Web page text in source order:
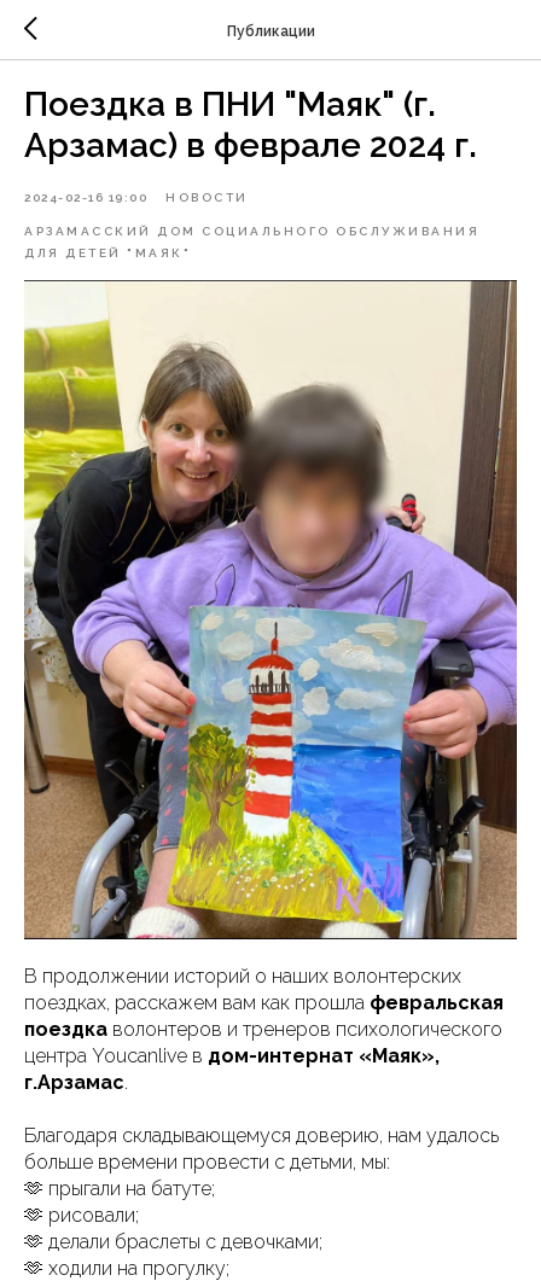
Публикации
Поездка в ПНИ "Маяк" (г.
Арзамас) в феврале 2024 г.
2024-02-16 19:00 НОВОСТИ
АРЗАМАССКИЙ ДОМ СОЦИАЛЬНОГО ОБСЛУЖИВАНИЯ
ДЛЯ ДЕТЕЙ "МАЯК"
В продолжении историй о наших волонтерских
поездках, расскажем вам как прошла февральская
поездка волонтеров и тренеров психологического
центра Youcanlive в дом-интернат «Маяк»,
г.Арзамас.
Благодаря складывающемуся доверию, нам удалось
больше времени провести с детьми, мы:
🫶 прыгали на батуте;
🫶 рисовали;
🫶 делали браслеты с девочками;
🫶 ходили на прогулку;